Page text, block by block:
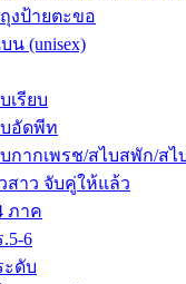
งป้ายตะขอ
น (unisex)
เรียบ
อัดพีท
กากเพรช/สไบสพัก/สไ
สาว จับคู่ให้แล้ว
ภาค
6
ะดับ